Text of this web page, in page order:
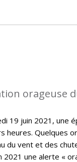
orageuse
19 juin 2021, une
heures. Quelques
du vent et des
2021 une alerte «